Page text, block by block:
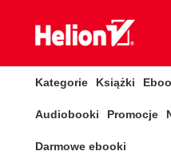
Kategorie Książki
Audiobooki Promocje
Darmowe ebooki